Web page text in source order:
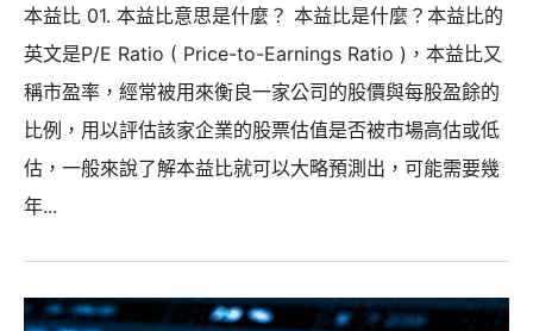
本益比 01. 本益比意思是什麼？ 本益比是什麼？本益比的
英文是P/E Ratio ( Price-to-Earnings Ratio )，本益比又
稱市盈率，經常被用來衡良一家公司的股價與每股盈餘的
比例，用以評估該家企業的股票估值是否被市場高估或低
估，一般來說了解本益比就可以大略預測出，可能需要幾
年...